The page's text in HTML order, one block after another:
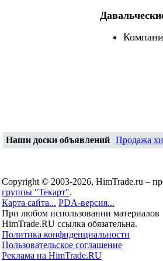
Наши доски объявлений Продажа
Copyright © 2003-2026, HimTrade.ru –
группы "Текарт".
Карта сайта... PDA-версия...
При любом использовании материалов
HimTrade.RU ссылка обязательна.
Политика конфиденциальности
Пользовательское соглашение
Реклама на HimTrade.RU